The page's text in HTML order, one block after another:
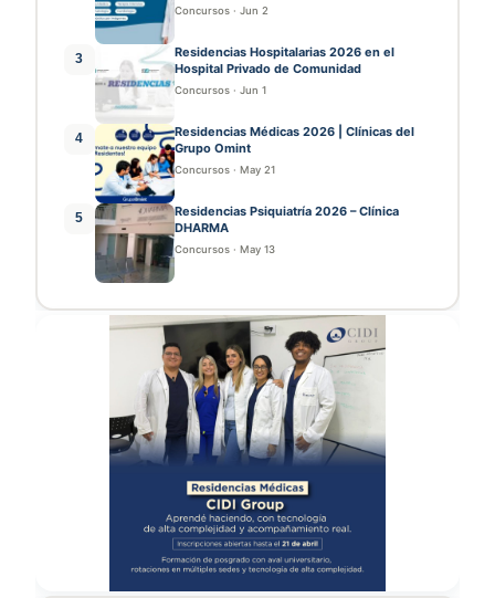
Concursos · Jun 2
3
Residencias Hospitalarias 2026 en el
Hospital Privado de Comunidad
Concursos · Jun 1
4
Residencias Médicas 2026 | Clínicas del
Grupo Omint
Concursos · May 21
5
Residencias Psiquiatría 2026 – Clínica
DHARMA
Concursos · May 13